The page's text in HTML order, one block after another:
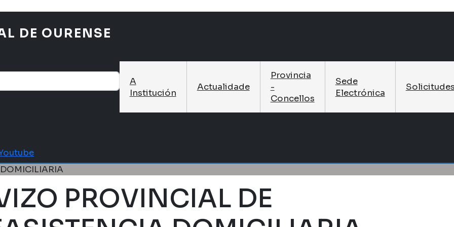
DE OURENSE
A
Institución
Actualidade
Provincia
-
Concellos
Sede
Electrónica
PROVINCIAL DE